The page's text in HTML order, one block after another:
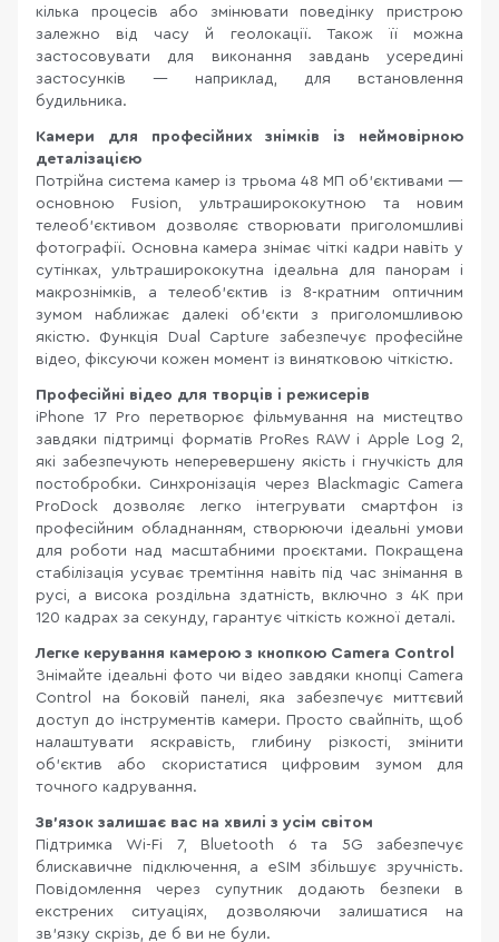
кілька процесів або змінювати поведінку пристрою
залежно від часу й геолокації. Також її можна
застосовувати для виконання завдань усередині
застосунків — наприклад, для встановлення
будильника.
Камери для професійних знімків із неймовірною
деталізацією
Потрійна система камер із трьома 48 МП об’єктивами —
основною Fusion, ультраширококутною та новим
телеоб’єктивом дозволяє створювати приголомшливі
фотографії. Основна камера знімає чіткі кадри навіть у
сутінках, ультраширококутна ідеальна для панорам і
макрознімків, а телеоб’єктив із 8-кратним оптичним
зумом наближає далекі об’єкти з приголомшливою
якістю. Функція Dual Capture забезпечує професійне
відео, фіксуючи кожен момент із винятковою чіткістю.
Професійні відео для творців і режисерів
iPhone 17 Pro перетворює фільмування на мистецтво
завдяки підтримці форматів ProRes RAW і Apple Log 2,
які забезпечують неперевершену якість і гнучкість для
постобробки. Синхронізація через Blackmagic Camera
ProDock дозволяє легко інтегрувати смартфон із
професійним обладнанням, створюючи ідеальні умови
для роботи над масштабними проєктами. Покращена
стабілізація усуває тремтіння навіть під час знімання в
русі, а висока роздільна здатність, включно з 4K при
120 кадрах за секунду, гарантує чіткість кожної деталі.
Легке керування камерою з кнопкою Camera Control
Знімайте ідеальні фото чи відео завдяки кнопці Camera
Control на боковій панелі, яка забезпечує миттєвий
доступ до інструментів камери. Просто свайпніть, щоб
налаштувати яскравість, глибину різкості, змінити
об’єктив або скористатися цифровим зумом для
точного кадрування.
Зв'язок залишає вас на хвилі з усім світом
Підтримка Wi-Fi 7, Bluetooth 6 та 5G забезпечує
блискавичне підключення, а eSIM збільшує зручність.
Повідомлення через супутник додають безпеки в
екстрених ситуаціях, дозволяючи залишатися на
зв'язку скрізь, де б ви не були.